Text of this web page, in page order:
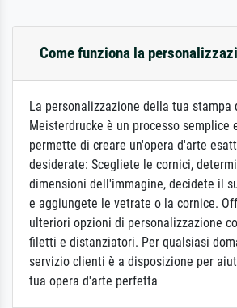
Come funziona la
La personalizzazione della tua stampa
Meisterdrucke è un processo semplice
permette di creare un'opera d'arte
desiderate: Scegliete le cornici,
dimensioni dell'immagine, decidete il
e aggiungete le vetrate o la cornice.
ulteriori opzioni di personalizzazione
filetti e distanziatori. Per qualsiasi
servizio clienti è a disposizione per
tua opera d'arte perfetta